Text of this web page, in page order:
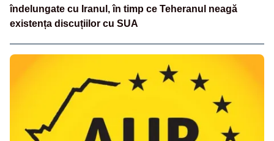
îndelungate cu Iranul, în timp ce Teheranul neagă
existența discuțiilor cu SUA